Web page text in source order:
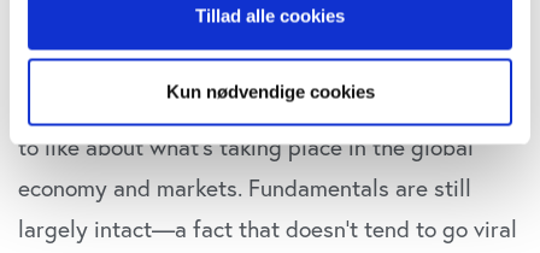
tilbage eller ændre indstillinger fra vores
"Cookiedeklaration", eller ved at trykke på "Privacy
Hvis du tillader det, vil vi også gerne:
Indsamle præcise oplysninger om din placering,
der kan være nøjagtig inden for få meter
Identificere din enhed baseret på en scanning af
Tillad alle cookies
Kun nødvendige cookies
it’s important to remember that underlying
fundamentals ultimately drive the economy and
markets. While risks certainly remain, there’s a lot
to like about what’s taking place in the global
economy and markets. Fundamentals are still
largely intact—a fact that doesn’t tend to go viral